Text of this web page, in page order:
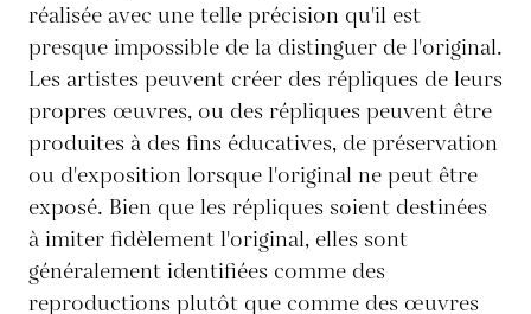
réalisée avec une telle précision qu'il est
presque impossible de la distinguer de l'original.
Les artistes peuvent créer des répliques de leurs
propres œuvres, ou des répliques peuvent être
produites à des fins éducatives, de préservation
ou d'exposition lorsque l'original ne peut être
exposé. Bien que les répliques soient destinées
à imiter fidèlement l'original, elles sont
généralement identifiées comme des
reproductions plutôt que comme des œuvres